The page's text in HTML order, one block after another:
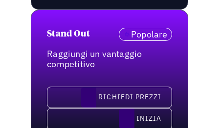
Stand Out
Popolare
Raggiungi un vantaggio
competitivo
richiedi prezziRICHIEDI PREZZI
Inizia INIZIA